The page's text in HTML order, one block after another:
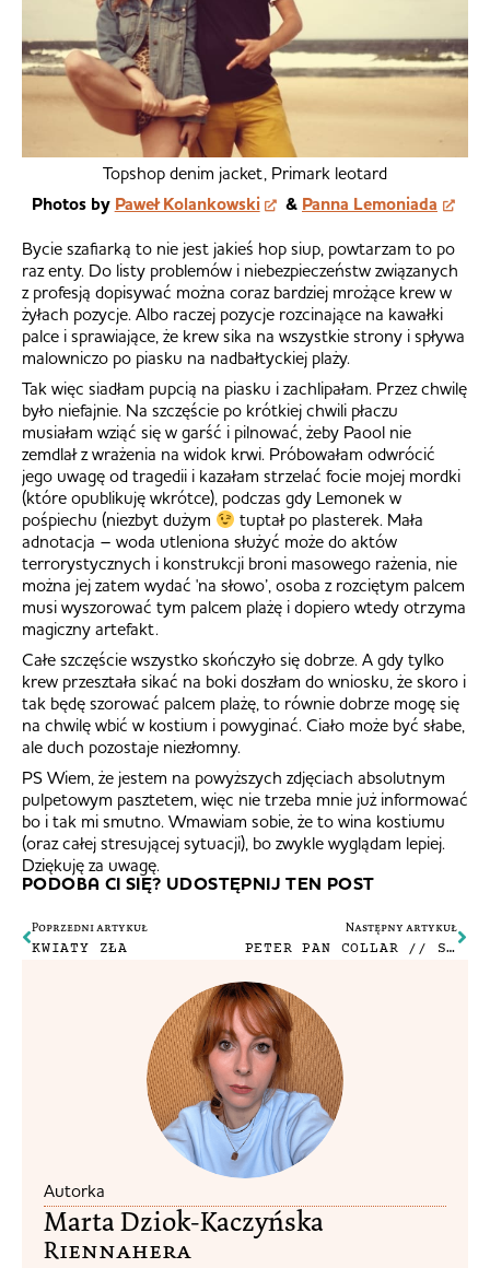
Topshop denim jacket, Primark leotard
Photos by Paweł Kolankowski & Panna Lemoniada
Bycie szafiarką to nie jest jakieś hop siup, powtarzam to po
raz enty. Do listy problemów i niebezpieczeństw związanych
z profesją dopisywać można coraz bardziej mrożące krew w
żyłach pozycje. Albo raczej pozycje rozcinające na kawałki
palce i sprawiające, że krew sika na wszystkie strony i spływa
malowniczo po piasku na nadbałtyckiej plaży.
Tak więc siadłam pupcią na piasku i zachlipałam. Przez chwilę
było niefajnie. Na szczęście po krótkiej chwili płaczu
musiałam wziąć się w garść i pilnować, żeby Paool nie
zemdlał z wrażenia na widok krwi. Próbowałam odwrócić
jego uwagę od tragedii i kazałam strzelać focie mojej mordki
(które opublikuję wkrótce), podczas gdy Lemonek w
pośpiechu (niezbyt dużym
tuptał po plasterek. Mała
adnotacja – woda utleniona służyć może do aktów
terrorystycznych i konstrukcji broni masowego rażenia, nie
można jej zatem wydać 'na słowo’, osoba z rozciętym palcem
musi wyszorować tym palcem plażę i dopiero wtedy otrzyma
magiczny artefakt.
Całe szczęście wszystko skończyło się dobrze. A gdy tylko
krew przeształa sikać na boki doszłam do wniosku, że skoro i
tak będę szorować palcem plażę, to równie dobrze mogę się
na chwilę wbić w kostium i powyginać. Ciało może być słabe,
ale duch pozostaje niezłomny.
PS Wiem, że jestem na powyższych zdjęciach absolutnym
pulpetowym pasztetem, więc nie trzeba mnie już informować
bo i tak mi smutno. Wmawiam sobie, że to wina kostiumu
(oraz całej stresującej sytuacji), bo zwykle wyglądam lepiej.
Dziękuję za uwagę.
PODOBA CI SIĘ? UDOSTĘPNIJ TEN POST
Poprzedni artykuł
KWIATY ZŁA
Następny artykuł
PETER PAN COLLAR // STRÓJ DO OGLĄDANIA ANNY KARENINY
Autorka
Marta Dziok-Kaczyńska
Riennahera​